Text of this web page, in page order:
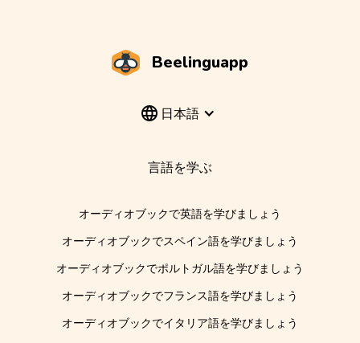
Beelinguapp
日本語
言語を学ぶ
オーディオブックで英語を学びましょう
オーディオブックでスペイン語を学びましょう
オーディオブックでポルトガル語を学びましょう
オーディオブックでフランス語を学びましょう
オーディオブックでイタリア語を学びましょう